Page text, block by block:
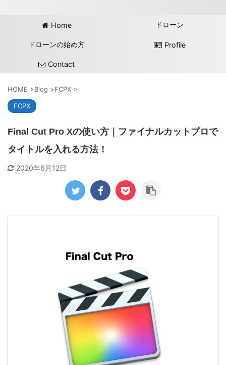
Home ドローン
ドローンの始め方 Profile
Contact
HOME >Blog >FCPX >
FCPX
Final Cut Pro Xの使い方｜ファイナルカットプロで
タイトルを入れる方法！
2020年6月12日